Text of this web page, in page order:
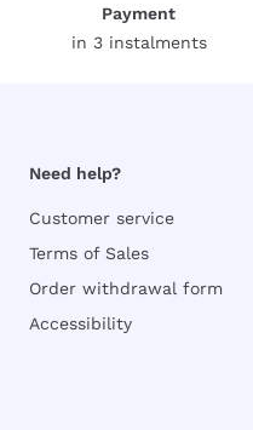
Payment
in 3 instalments
Need help?
Customer service
Terms of Sales
Order withdrawal form
Accessibility